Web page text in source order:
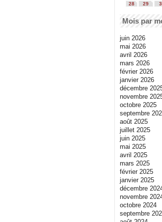
28
29
Mois par
juin 2026
mai 2026
avril 2026
mars 2026
février 2026
janvier 2026
décembre
novembre
octobre 2025
septembre
août 2025
juillet 2025
juin 2025
mai 2025
avril 2025
mars 2025
février 2025
janvier 2025
décembre
novembre
octobre 2024
septembre